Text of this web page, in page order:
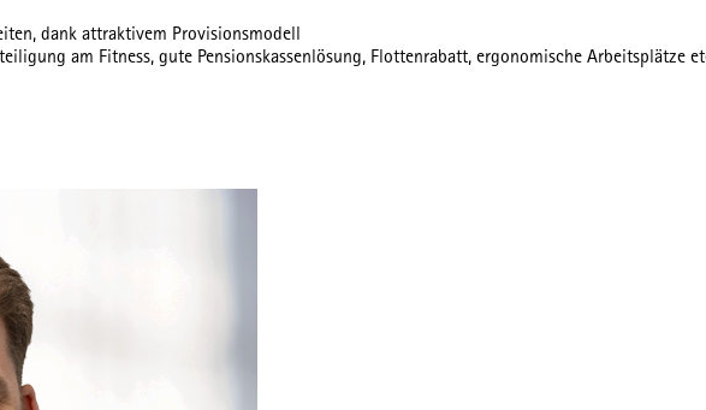
dank attraktivem Provisionsmodell
am Fitness, gute Pensionskassenlösung, Flottenrabatt, ergonomische Arbeitsplätze